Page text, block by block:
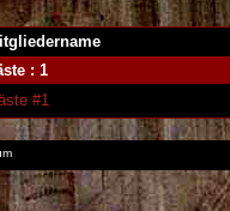
: 1
#1